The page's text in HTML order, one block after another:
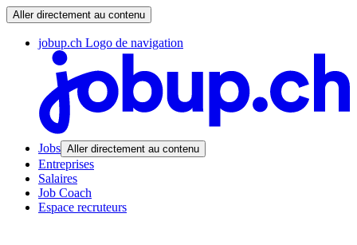
Aller directement au contenu
jobup.ch Logo de navigation
Jobs Aller directement au contenu
Entreprises
Salaires
Job Coach
Espace recruteurs